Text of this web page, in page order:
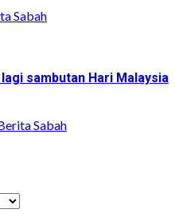
Sabah
sambutan Hari Malaysia
Sabah